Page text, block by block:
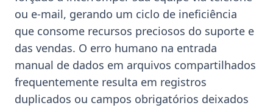
ou e-mail, gerando um ciclo de ineficiência
que consome recursos preciosos do suporte e
das vendas. O erro humano na entrada
manual de dados em arquivos compartilhados
frequentemente resulta em registros
duplicados ou campos obrigatórios deixados